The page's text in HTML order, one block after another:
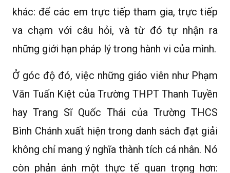
khác: để các em trực tiếp tham gia, trực tiếp
va chạm với câu hỏi, và từ đó tự nhận ra
những giới hạn pháp lý trong hành vi của mình.
Ở góc độ đó, việc những giáo viên như Phạm
Văn Tuấn Kiệt của Trường THPT Thanh Tuyền
hay Trang Sĩ Quốc Thái của Trường THCS
Bình Chánh xuất hiện trong danh sách đạt giải
không chỉ mang ý nghĩa thành tích cá nhân. Nó
còn phản ánh một thực tế quan trọng hơn: